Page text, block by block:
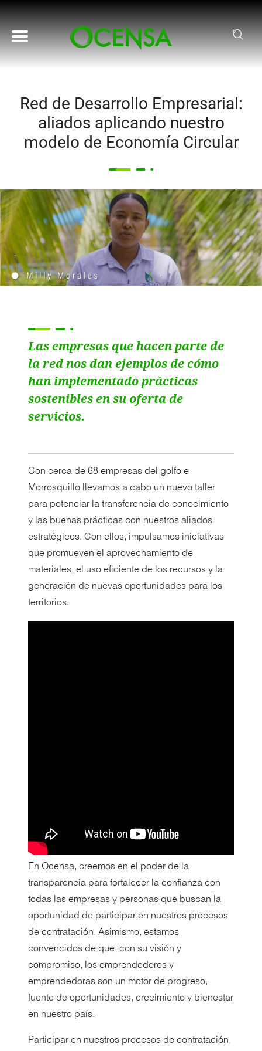
Pasar al contenido principal
Red de Desarrollo Empresarial:
aliados aplicando nuestro
modelo de Economía Circular
Las empresas que hacen parte de
la red nos dan ejemplos de cómo
han implementado prácticas
sostenibles en su oferta de
servicios.
Con cerca de 68 empresas del golfo e
Morrosquillo llevamos a cabo un nuevo taller
para potenciar la transferencia de conocimiento
y las buenas prácticas con nuestros aliados
estratégicos. Con ellos, impulsamos iniciativas
que promueven el aprovechamiento de
materiales, el uso eficiente de los recursos y la
generación de nuevas oportunidades para los
territorios.
En Ocensa, creemos en el poder de la
transparencia para fortalecer la confianza con
todas las empresas y personas que buscan la
oportunidad de participar en nuestros procesos
de contratación. Asimismo, estamos
convencidos de que, con su visión y
compromiso, los emprendedores y
emprendedoras son un motor de progreso,
fuente de oportunidades, crecimiento y bienestar
en nuestro país.
Participar en nuestros procesos de contratación,